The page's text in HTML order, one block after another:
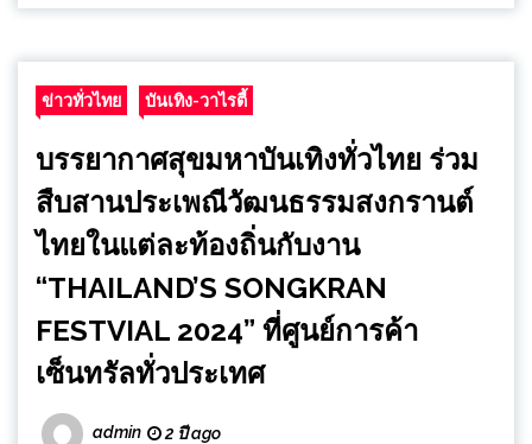
ข่าวทั่วไทย บันเทิง-วาไรตี้
บรรยากาศสุขมหาบันเทิงทั่วไทย ร่วม
สืบสานประเพณีวัฒนธรรมสงกรานต์
ไทยในแต่ละท้องถิ่นกับงาน
“THAILAND’S SONGKRAN
FESTVIAL 2024” ที่ศูนย์การค้า
เซ็นทรัลทั่วประเทศ
admin 2 ปี ago